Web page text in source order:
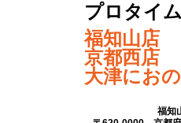
プロタイ
福知山店
京都西店
大津にお
福知